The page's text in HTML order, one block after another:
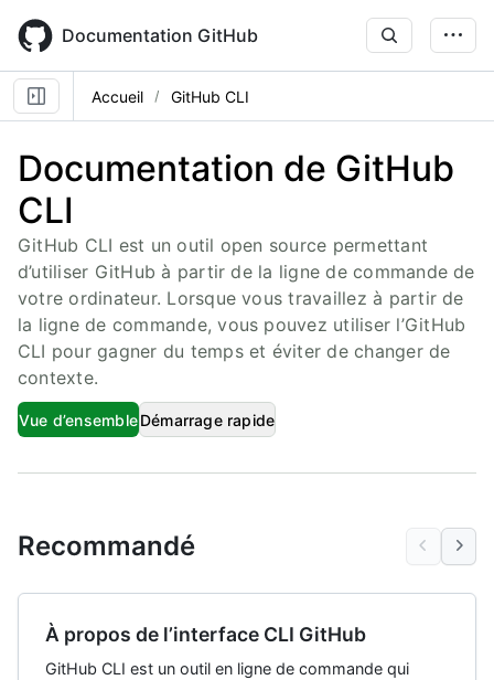
main
content
Documentation GitHub
Accueil GitHub CLI
Documentation de GitHub
CLI
GitHub CLI est un outil open source permettant
d’utiliser GitHub à partir de la ligne de commande de
votre ordinateur. Lorsque vous travaillez à partir de
la ligne de commande, vous pouvez utiliser l’GitHub
CLI pour gagner du temps et éviter de changer de
contexte.
Vue d’ensembleDémarrage rapide
Recommandé
À propos de l’interface CLI GitHub
GitHub CLI est un outil en ligne de commande qui